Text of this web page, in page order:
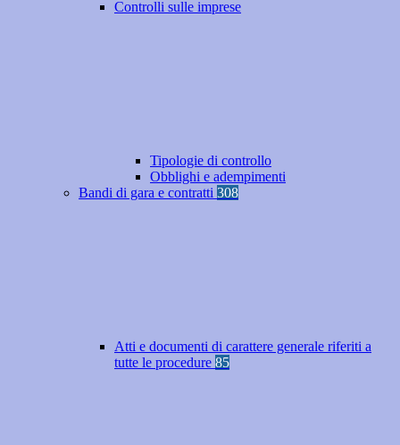
Controlli sulle imprese
Tipologie di controllo
Obblighi e adempimenti
Bandi di gara e contratti 308
Atti e documenti di carattere generale riferiti a
tutte le procedure 85